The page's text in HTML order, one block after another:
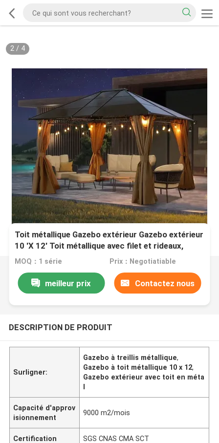
2/ 4
Toit métallique Gazebo extérieur Gazebo extérieur
10 'X 12' Toit métallique avec filet et rideaux,
jardin extérieur arrière-cour
MOQ：1 série Prix：Negotiatiable
meilleur prix Contactez nous
DESCRIPTION DE PRODUIT
Surligner:
Gazebo à treillis métallique,
Gazebo à toit métallique 10 x 12,
Gazebo extérieur avec toit en méta
l
Capacité d'approv
isionnement
9000 m2/mois
Certification SGS CNAS CMA SCT